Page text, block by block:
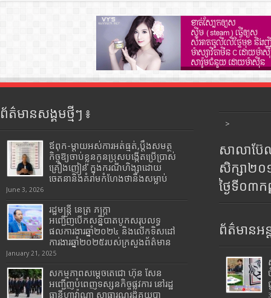
ព័ត៌មានសង្គមថ្មីៗ ៖
ឪពុក-ម្ដាយអស់ការអត់ធ្មត់,ប្ដឹងសមត្ថ
កិច្ចឱ្យចាប់ខ្លួនកូនប្រុសបង្កើតប្រើប្រាស់
គ្រឿងញៀន ក្នុងករណីហិង្សាដោយ
ចេតនានិងគំរាមកំហែងថានឹងសម្លាប់
June 3, 2026
រដ្ឋមន្រ្តី​ នេត្រ​ ភក្ត្រា​
អញ្ជើញបើកសន្និបាតបូកសរុបលទ្ធ
ផលការងារឆ្នាំ២០២៤ និងលើកទិសដៅ
ការងារឆ្នាំ២០២៥របស់​ក្រសួង​ព័ត៌មាន​
January 21, 2025
សកម្មភាពសម្តេចតេជោ ហ៊ុន សែន
អញ្ជើញបំពេញទស្សនកិច្ចផ្លូវការ នៅរដ្ឋ
ធានីហាវ៉ាណា សាធារណរដ្ឋគុយបា
>
សាលាប៊ែ
សិក្សា២
ថ្ងៃទី០៣
ព័ត៌មានអន្